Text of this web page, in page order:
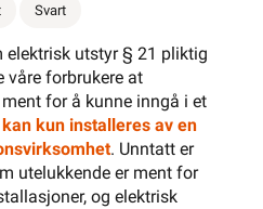
Svart
elektrisk utstyr § 21 pliktig
våre forbrukere at
for å kunne inngå i et
kan kun installeres av en
. Unntatt er
utelukkende er ment for
og elektrisk